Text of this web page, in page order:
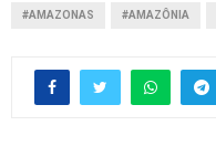
#AMAZONAS #AMAZÔNIA